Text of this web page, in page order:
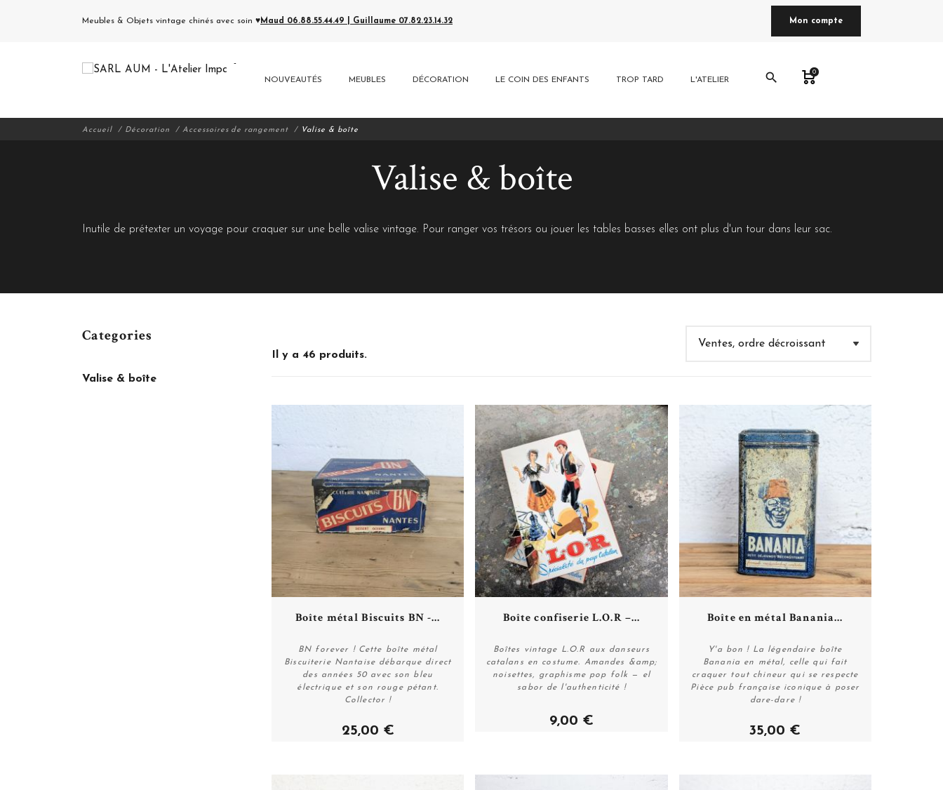
Meubles & Objets vintage chinés avec soin ♥Maud 06.88.55.44.49 | Guillaume 07.82.23.14.32 Mon compte
NOUVEAUTÉS MEUBLES DÉCORATION LE COIN DES ENFANTS TROP TARD L'ATELIER search 0
Accueil Décoration Accessoires de rangement Valise & boîte
Valise & boîte
Inutile de prétexter un voyage pour craquer sur une belle valise vintage. Pour ranger vos trésors ou jouer les tables basses elles ont plus d'un tour dans leur sac.
Categories
Valise & boîte
Il y a 46 produits.
Acheter
Boîte métal Biscuits BN -...
BN forever ! Cette boîte métal
Biscuiterie Nantaise débarque direct
des années 50 avec son bleu
électrique et son rouge pétant.
Collector !
25,00 €
Acheter
Boîte confiserie L.O.R –...
Boîtes vintage L.O.R aux danseurs
catalans en costume. Amandes &amp;
noisettes, graphisme pop folk — el
sabor de l'authenticité !
9,00 €
Acheter
Boîte en métal Banania...
Y'a bon ! La légendaire boîte
Banania en métal, celle qui fait
craquer tout chineur qui se respecte
Pièce pub française iconique à poser
dare-dare !
35,00 €